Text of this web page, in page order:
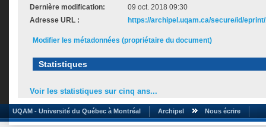
Dernière modification:
09 oct. 2018 09:30
Adresse URL :
https://archipel.uqam.ca/secure/id/
Modifier les métadonnées (propriétaire du document)
Statistiques
Voir les statistiques sur cinq ans...
UQAM - Université du Québec à Montréal Archipel Nous écrire